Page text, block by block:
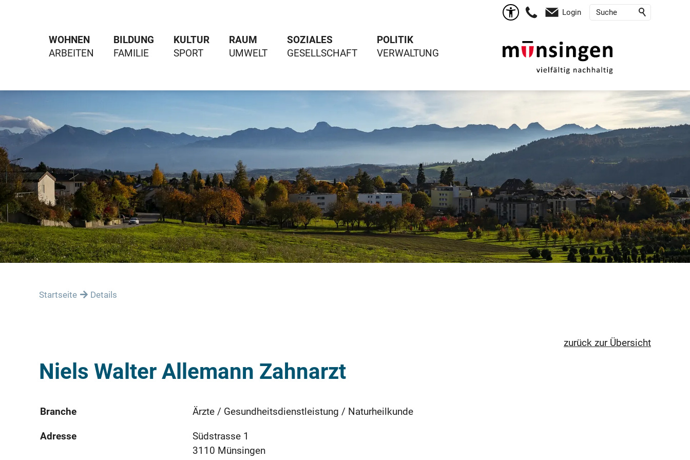
WOHNEN BILDUNG KULTUR RAUM SOZIALES POLITIK
Login
Startseite Details
zurück zur Übersicht
Niels Walter Allemann Zahnarzt
Branche Ärzte / Gesundheitsdienstleistung / Naturheilkunde
Adresse
Südstrasse 1
3110 Münsingen